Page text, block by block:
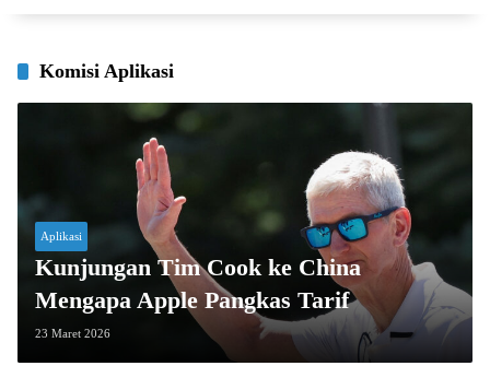
Komisi Aplikasi
Aplikasi
Kunjungan Tim Cook ke China
Mengapa Apple Pangkas Tarif
23 Maret 2026